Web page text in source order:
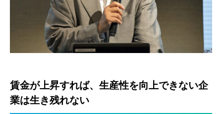
賃金が上昇すれば、生産性を向上できない企
業は生き残れない